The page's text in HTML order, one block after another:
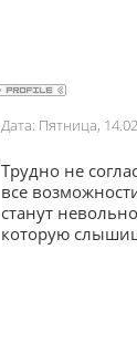
Дата: Пятница,
Трудно не
все
станут
которую